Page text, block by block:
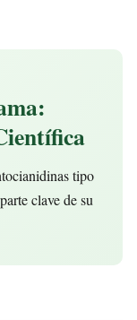
tipo
clave de su